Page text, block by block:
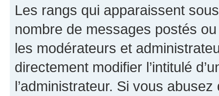
Les rangs qui apparaissent
nombre de messages postés
les modérateurs et
directement modifier l’intitulé
l’administrateur. Si vous